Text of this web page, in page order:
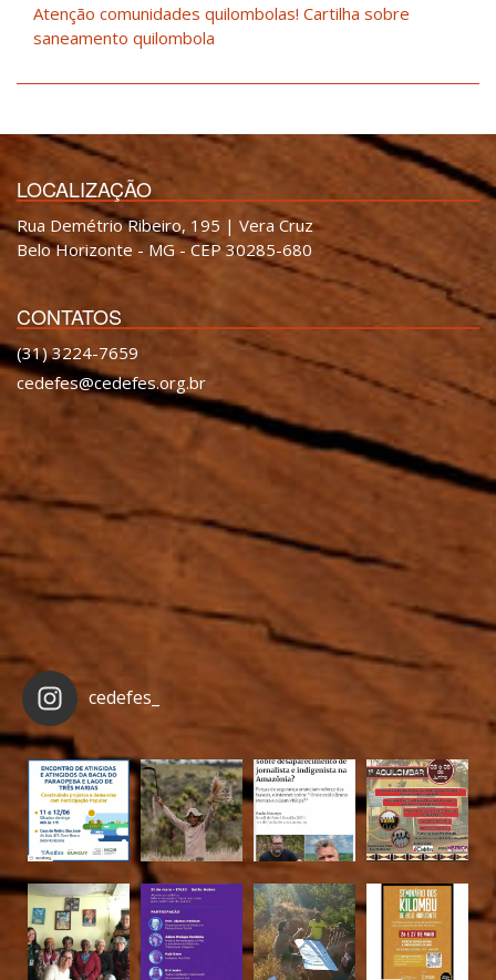
Atenção comunidades quilombolas! Cartilha sobre
saneamento quilombola
LOCALIZAÇÃO
Rua Demétrio Ribeiro, 195 | Vera Cruz
Belo Horizonte - MG - CEP 30285-680
CONTATOS
(31) 3224-7659
cedefes@cedefes.org.br
cedefes_